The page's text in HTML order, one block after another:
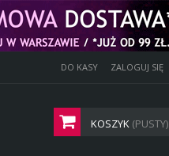
DO KASY ZALOGUJ SIĘ
KOSZYK (PUSTY)